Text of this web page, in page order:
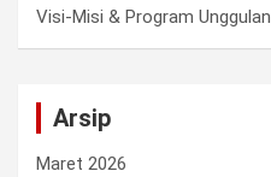
Visi-Misi & Program Unggulan
Arsip
Maret 2026